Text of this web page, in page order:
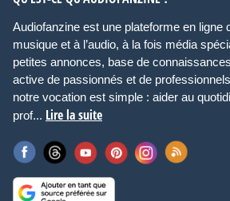
Audiofanzine est une plateforme en ligne
musique et à l’audio, à la fois média
petites annonces, base de
active de passionnés et de
notre vocation est simple : aider au
prof... Lire la suite